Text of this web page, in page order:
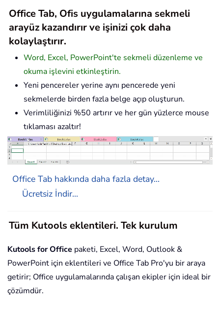
Office Tab, Ofis uygulamalarına sekmeli
arayüz kazandırır ve işinizi çok daha
kolaylaştırır.
Word, Excel, PowerPoint'te sekmeli düzenleme ve
okuma işlevini etkinleştirin.
Yeni pencereler yerine aynı pencerede yeni
sekmelerde birden fazla belge açıp oluşturun.
Verimliliğinizi %50 artırır ve her gün yüzlerce mouse
tıklaması azaltır!
Office Tab hakkında daha fazla detay...
Ücretsiz İndir...
Tüm Kutools eklentileri. Tek kurulum
Kutools for Office paketi, Excel, Word, Outlook &
PowerPoint için eklentileri ve Office Tab Pro'yu bir araya
getirir; Office uygulamalarında çalışan ekipler için ideal bir
çözümdür.